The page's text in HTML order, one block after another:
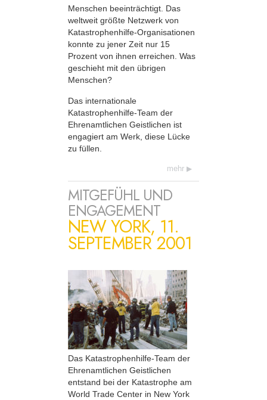
Menschen beeinträchtigt. Das
weltweit größte Netzwerk von
Katastrophenhilfe-Organisationen
konnte zu jener Zeit nur 15
Prozent von ihnen erreichen. Was
geschieht mit den übrigen
Menschen?
Das internationale
Katastrophenhilfe-Team der
Ehrenamtlichen Geistlichen ist
engagiert am Werk, diese Lücke
zu füllen.
mehr
MITGEFÜHL UND
ENGAGEMENT
NEW YORK, 11.
SEPTEMBER 2001
Das Katastrophenhilfe-Team der
Ehrenamtlichen Geistlichen
entstand bei der Katastrophe am
World Trade Center in New York